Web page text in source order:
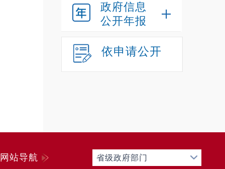
政府信息
公开年报
依申请公开
网站导航 省级政府部门